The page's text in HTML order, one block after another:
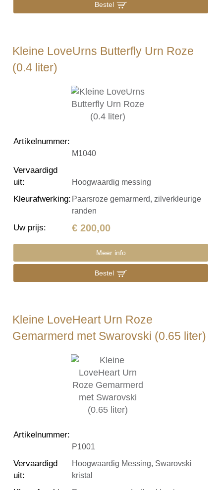
Bestel
Kleine LoveUrns Butterfly Urn Roze
(0.4 liter)
Artikelnummer:
M1040
Vervaardigd
uit: Hoogwaardig messing
Kleurafwerking: Paarsroze gemarmerd, zilverkleurige
randen
Uw prijs: € 200,00
Meer info
Bestel
Kleine LoveHeart Urn Roze
Gemarmerd met Swarovski (0.65 liter)
Artikelnummer:
P1001
Vervaardigd
uit:
Hoogwaardig Messing, Swarovski
kristal